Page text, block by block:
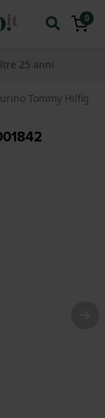
0
25 anni
Tommy Hilfiger